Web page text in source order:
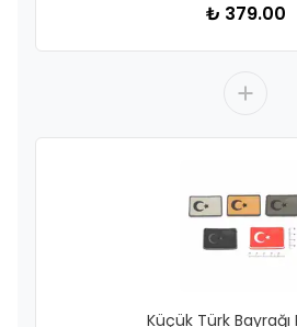
₺ 379.00
Küçük Türk